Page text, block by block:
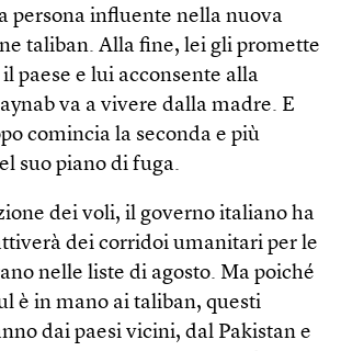
persona influente nella nuova
taliban. Alla fine, lei gli promette
paese e lui acconsente alla
va a vivere dalla madre. E
comincia la seconda e più
suo piano di fuga.
dei voli, il governo italiano ha
dei corridoi umanitari per le
nelle liste di agosto. Ma poiché
è in mano ai taliban, questi
dai paesi vicini, dal Pakistan e